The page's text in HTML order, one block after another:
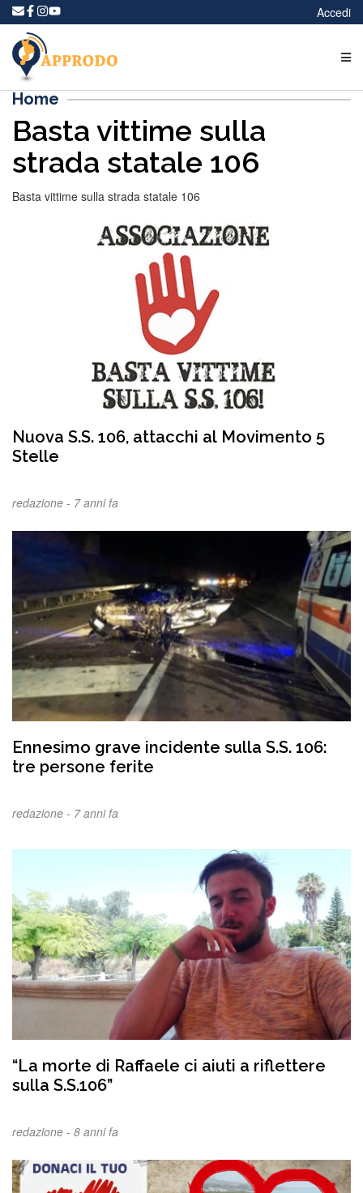
Accedi
Home
Basta vittime sulla
strada statale 106
Basta vittime sulla strada statale 106
Nuova S.S. 106, attacchi al Movimento 5
Stelle
redazione - 7 anni fa
Ennesimo grave incidente sulla S.S. 106:
tre persone ferite
redazione - 7 anni fa
“La morte di Raffaele ci aiuti a riflettere
sulla S.S.106”
redazione - 8 anni fa